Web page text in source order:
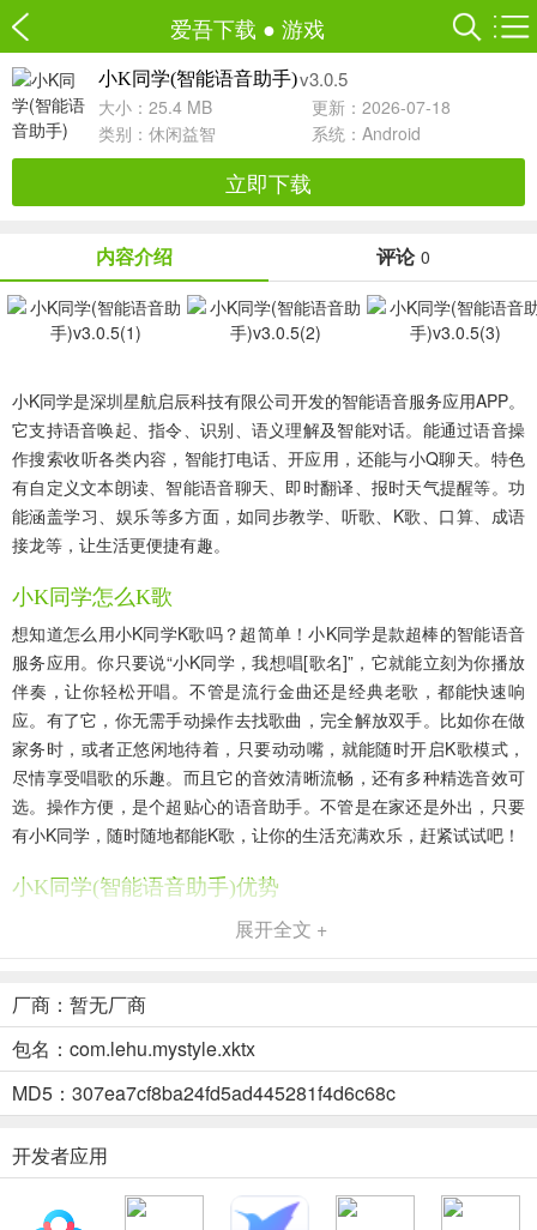
爱吾下载 ● 游戏
小K同学(智能语音助手)v3.0.5
大小：25.4 MB
更新：2026-07-18
类别： 休闲益智 系统：Android
立即下载
内容介绍 评论 0
小K同学是深圳星航启辰科技有限公司开发的智能语音服务应用APP。
它支持语音唤起、指令、识别、语义理解及智能对话。能通过语音操
作搜索收听各类内容，智能打电话、开应用，还能与小Q聊天。特色
有自定义文本朗读、智能语音聊天、即时翻译、报时天气提醒等。功
能涵盖学习、娱乐等多方面，如同步教学、听歌、K歌、口算、成语
接龙等，让生活更便捷有趣。
小K同学怎么K歌
想知道怎么用小K同学K歌吗？超简单！小K同学是款超棒的智能语音
服务应用。你只要说“小K同学，我想唱[歌名]”，它就能立刻为你播放
伴奏，让你轻松开唱。不管是流行金曲还是经典老歌，都能快速响
应。有了它，你无需手动操作去找歌曲，完全解放双手。比如你在做
家务时，或者正悠闲地待着，只要动动嘴，就能随时开启K歌模式，
尽情享受唱歌的乐趣。而且它的音效清晰流畅，还有多种精选音效可
选。操作方便，是个超贴心的语音助手。不管是在家还是外出，只要
有小K同学，随时随地都能K歌，让你的生活充满欢乐，赶紧试试吧！
小K同学(智能语音助手)优势
1、操作便捷：无需手动点击，语音指令即可唤醒手机应用，如打电
2、功能丰富：能搜索收听音乐、故事、广播、新闻等，还能进行智能
对话、语音翻译、报时天气提醒等。
3、音效出色：音效清晰流畅且有个性，还有多种精选幽默音效供选
择，带来优质听觉体验。
4、语音识别准：嘈杂环境或快速语速下，都能准确识别语音，语义理
解和智能对话超自然流畅。
展开全文 +
厂商：暂无厂商
包名：com.lehu.mystyle.xktx
MD5：307ea7cf8ba24fd5ad445281f4d6c68c
开发者应用